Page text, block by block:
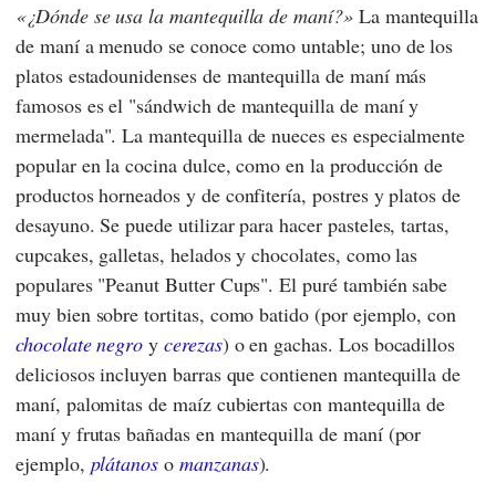
¿Dónde se usa la mantequilla de maní? La mantequilla
de maní a menudo se conoce como untable; uno de los
platos estadounidenses de mantequilla de maní más
famosos es el "sándwich de mantequilla de maní y
mermelada". La mantequilla de nueces es especialmente
popular en la cocina dulce, como en la producción de
productos horneados y de confitería, postres y platos de
desayuno. Se puede utilizar para hacer pasteles, tartas,
cupcakes, galletas, helados y chocolates, como las
populares "Peanut Butter Cups". El puré también sabe
muy bien sobre tortitas, como batido (por ejemplo, con
chocolate negro ycerezas) o en gachas. Los bocadillos
deliciosos incluyen barras que contienen mantequilla de
maní, palomitas de maíz cubiertas con mantequilla de
maní y frutas bañadas en mantequilla de maní (por
ejemplo, plátanos o manzanas).